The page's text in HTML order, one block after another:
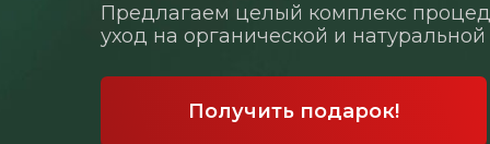
Предлагаем целый комплекс
уход на органической и
Получить подарок!